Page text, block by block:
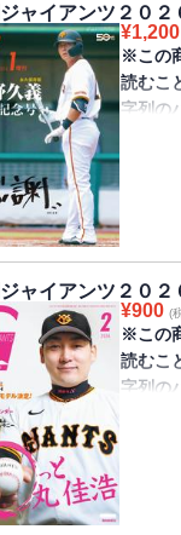
ャイアンツ２０
¥1,200
※この
読むこ
字列の
凝縮し
坂本勇
ャイアンツ２０２
¥900 (
※この
読むこ
字列の